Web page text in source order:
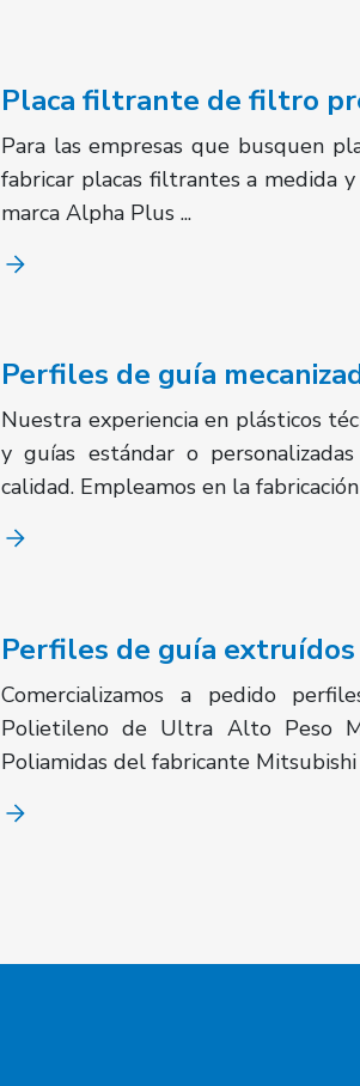
Placa filtrante de filtro
Para las empresas que busquen
fabricar placas filtrantes a medida
marca Alpha Plus ...
Perfiles de guía
Nuestra experiencia en plásticos
y guías estándar o
calidad. Empleamos en la
Perfiles de guía extruídos
Comercializamos a pedido
Polietileno de Ultra Alto Peso
Poliamidas del fabricante